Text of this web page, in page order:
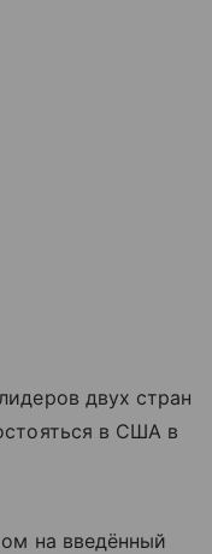
двух стран
в США в
на введённый